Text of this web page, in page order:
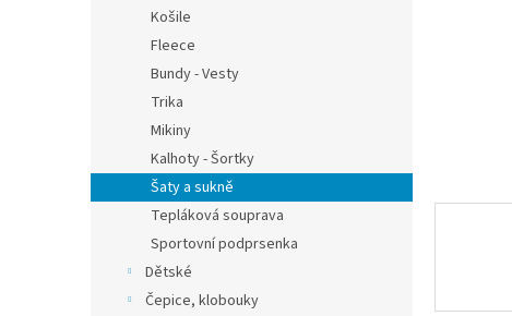
Košile
Fleece
Bundy - Vesty
Trika
Mikiny
Kalhoty - Šortky
Šaty a sukně
Tepláková souprava
Sportovní podprsenka
Dětské
Čepice, klobouky